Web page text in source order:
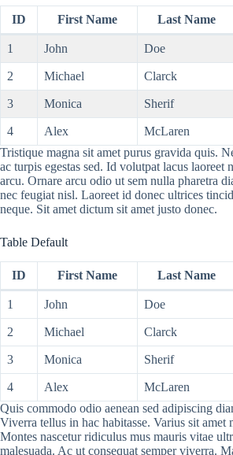
ID First Name Last Name
1 John Doe
2 Michael Clarck
3 Monica Sherif
4 Alex McLaren
Tristique magna sit amet purus gravida quis.
ac turpis egestas sed. Id volutpat lacus laoreet
arcu. Ornare arcu odio ut sem nulla pharetra
nec feugiat nisl. Laoreet id donec ultrices
neque. Sit amet dictum sit amet justo donec.
Table Default
ID First Name Last Name
1 John Doe
2 Michael Clarck
3 Monica Sherif
4 Alex McLaren
Quis commodo odio aenean sed adipiscing
Viverra tellus in hac habitasse. Varius sit amet
Montes nascetur ridiculus mus mauris vitae
malesuada. Ac ut consequat semper viverra.